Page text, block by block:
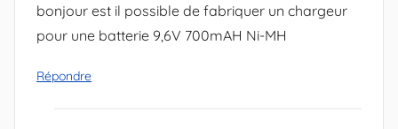
bonjour est il possible de fabriquer un chargeur
pour une batterie 9,6V 700mAH Ni-MH
Répondre